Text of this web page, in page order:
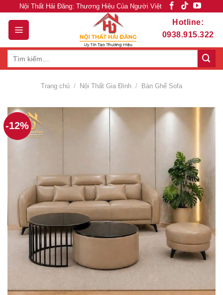
content
Nội Thất Hải Đăng: Thương Hiệu Của Người Việt
Hotline:
0938.915.322
Trang chủ / Nội Thất Gia Đình / Bàn Ghế Sofa
-12%